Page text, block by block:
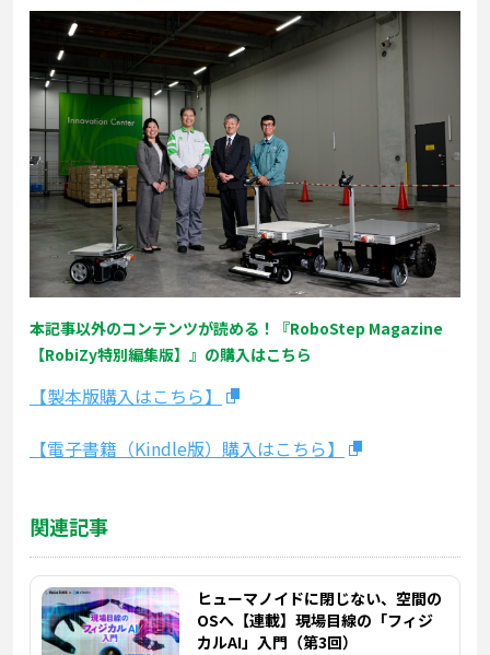
本記事以外のコンテンツが読める！『RoboStep Magazine
【RobiZy特別編集版】』の購入はこちら
【製本版購入はこちら】
【電子書籍（Kindle版）購入はこちら】
関連記事
ヒューマノイドに閉じない、空間の
OSへ【連載】現場目線の「フィジ
カルAI」入門（第3回）